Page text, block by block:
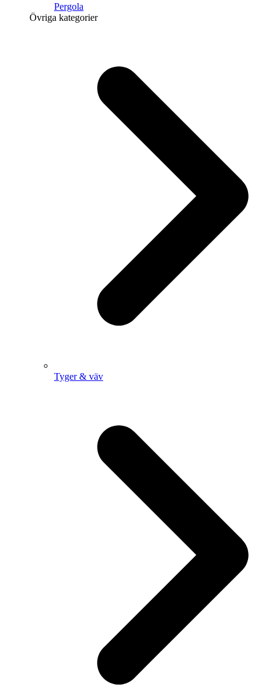
Pergola
Övriga kategorier
Tyger & väv